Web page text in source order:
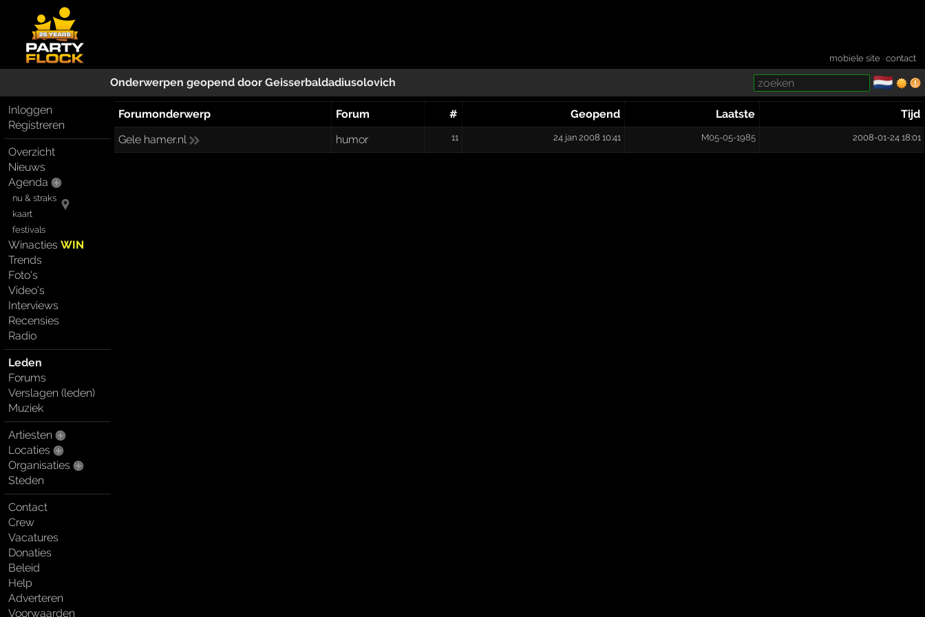
mobiele site ·contact
Onderwerpen geopend door Geisserbaldadiusolovich 🇳🇱
Inloggen
Registreren
Overzicht
Nieuws
Agenda
nu & straks
kaart
festivals
WinactiesWIN
Trends
Foto's
Video's
Interviews
Recensies
Radio
Leden
Forums
Verslagen (leden)
Muziek
Artiesten
Locaties
Organisaties
Steden
Contact
Crew
Vacatures
Donaties
Beleid
Help
Adverteren
Voorwaarden
Forumonderwerp Forum # Geopend Laatste
Tijd
Gele hamer.nl
humor 11 24 jan 2008 10:41 M05-05-1985 2008-01-24 18:01